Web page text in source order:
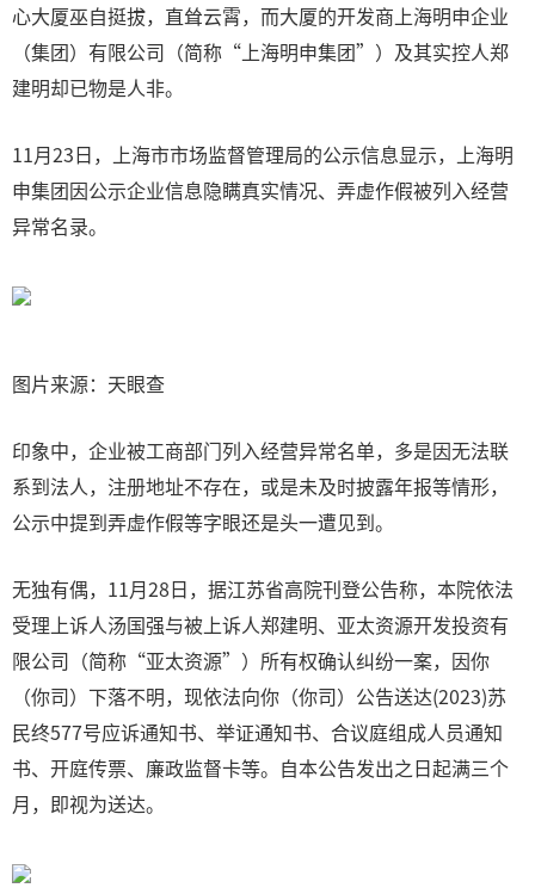
心大厦巫自挺拔，直耸云霄，而大厦的开发商上海明申企业
（集团）有限公司（简称“上海明申集团”）及其实控人郑
建明却已物是人非。
11月23日，上海市市场监督管理局的公示信息显示，上海明
申集团因公示企业信息隐瞒真实情况、弄虚作假被列入经营
异常名录。
图片来源：天眼查
印象中，企业被工商部门列入经营异常名单，多是因无法联
系到法人，注册地址不存在，或是未及时披露年报等情形，
公示中提到弄虚作假等字眼还是头一遭见到。
无独有偶，11月28日，据江苏省高院刊登公告称，本院依法
受理上诉人汤国强与被上诉人郑建明、亚太资源开发投资有
限公司（简称“亚太资源”）所有权确认纠纷一案，因你
（你司）下落不明，现依法向你（你司）公告送达(2023)苏
民终577号应诉通知书、举证通知书、合议庭组成人员通知
书、开庭传票、廉政监督卡等。自本公告发出之日起满三个
月，即视为送达。